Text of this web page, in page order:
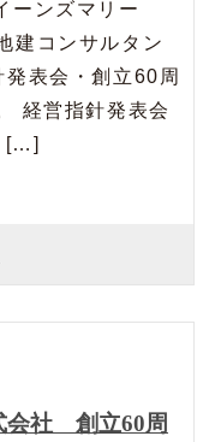
ーンズマリー
建コンサルタン
表会・創立60周
経営指針発表会
[…]
会社 創立60周